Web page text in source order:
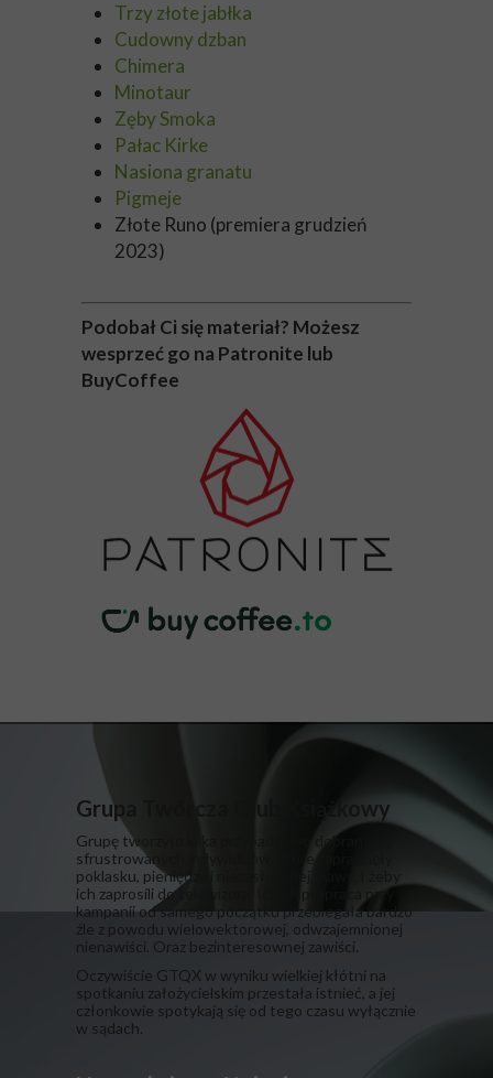
Trzy złote jabłka
Cudowny dzban
Chimera
Minotaur
Zęby Smoka
Pałac Kirke
Nasiona granatu
Pigmeje
Złote Runo (premiera grudzień
2023)
Podobał Ci się materiał? Możesz
wesprzeć go na Patronite lub
BuyCoffee
Grupa Twórcza Qlub Xsiążkowy
Grupę tworzyło kilka przypadkowo dobranych,
sfrustrowanych indywiduów, które zapragnęły
poklasku, pieniędzy i niezasłużonej sławy. I żeby
ich zaprosili do telewizora. Ich współpraca przy
kampanii od samego początku przebiegała bardzo
źle z powodu wielowektorowej, odwzajemnionej
nienawiści. Oraz bezinteresownej zawiści.
​Oczywiście GTQX w wyniku wielkiej kłótni na
spotkaniu założycielskim przestała istnieć, a jej
członkowie spotykają się od tego czasu wyłącznie
w sądach.